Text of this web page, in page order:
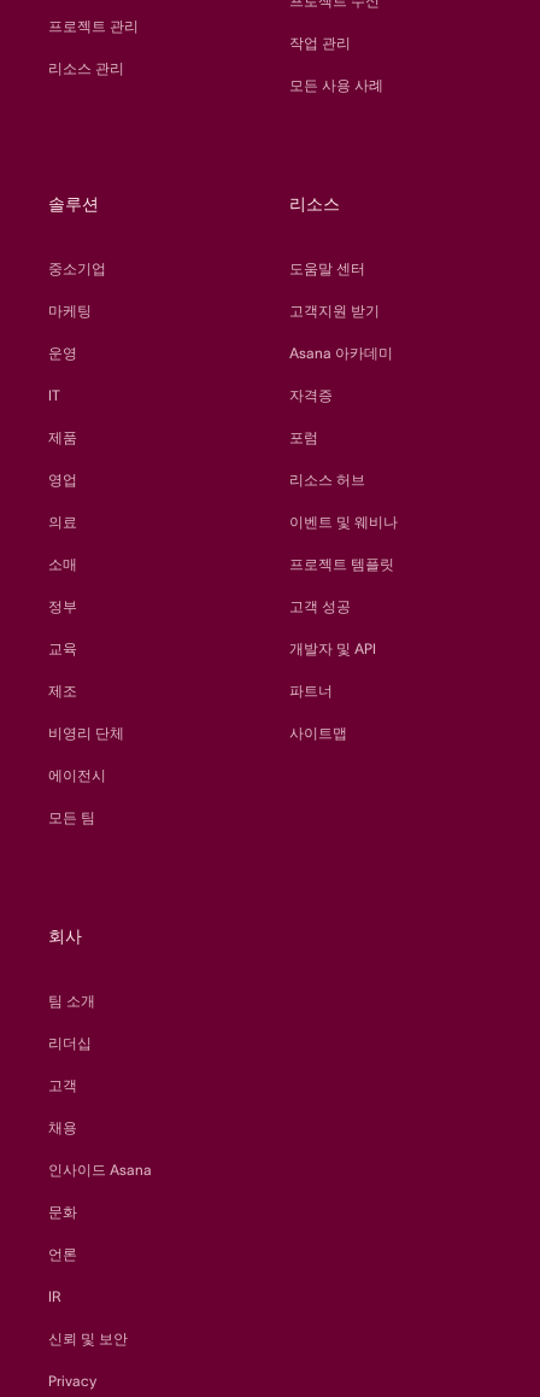
프로젝트 관리
리소스 관리
작업 관리
모든 사용 사례
솔루션
중소기업
마케팅
운영
IT
제품
영업
의료
소매
정부
교육
제조
비영리 단체
에이전시
모든 팀
리소스
도움말 센터
고객지원 받기
Asana 아카데미
자격증
포럼
리소스 허브
이벤트 및 웨비나
프로젝트 템플릿
고객 성공
개발자 및 API
파트너
사이트맵
회사
팀 소개
리더십
고객
채용
인사이드 Asana
문화
언론
IR
신뢰 및 보안
Privacy